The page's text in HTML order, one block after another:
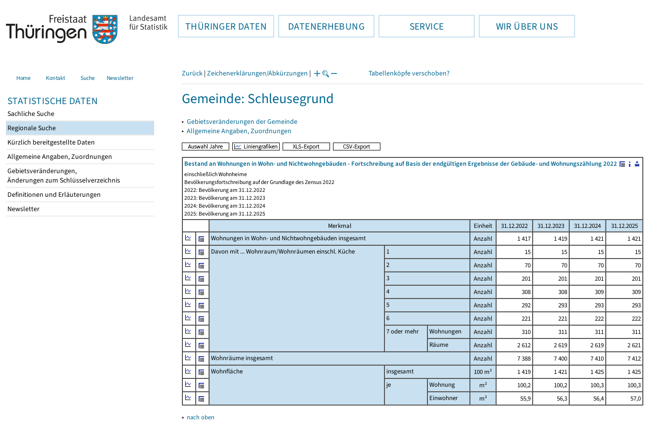
THÜRINGER DATEN DATENERHEBUNG SERVICE WIR ÜBER UNS
Home Kontakt Suche Newsletter
STATISTISCHE DATEN
Sachliche Suche
Regionale Suche
Kürzlich bereitgestellte Daten
Allgemeine Angaben, Zuordnungen
Gebietsveränderungen,
Änderungen zum Schlüsselverzeichnis
Definitionen und Erläuterungen
Newsletter
Zurück | Zeichenerklärungen/Abkürzungen | Tabellenköpfe verschoben?
Gemeinde: Schleusegrund
▸ Gebietsveränderungen der Gemeinde
▸ Allgemeine Angaben, Zuordnungen
Bestand an Wohnungen in Wohn- und Nichtwohngebäuden - Fortschreibung auf Basis der endgültigen Ergebnisse der Gebäude- und Wohnungszählung 2022
einschließlich Wohnheime
Bevölkerungsfortschreibung auf der Grundlage des Zensus 2022
2022: Bevölkerung am 31.12.2022
2023: Bevölkerung am 31.12.2023
2024: Bevölkerung am 31.12.2024
2025: Bevölkerung am 31.12.2025
Merkmal Einheit 31.12.2022 31.12.2023 31.12.2024
31.12.2025
Wohnungen in Wohn- und Nichtwohngebäuden insgesamt
Anzahl 1 417 1 419 1 421
1 421
Davon mit ... Wohnraum/Wohnräumen einschl. Küche
1 Anzahl 15 15 15
15
2
Anzahl 70 70 70
70
3
Anzahl 201 201 201
201
4
Anzahl 308 308 309
309
5
Anzahl 292 293 293
293
6
Anzahl 221 221 222
222
7 oder mehr
Wohnungen Anzahl 310 311 311
311
Räume
Anzahl 2 612 2 619 2 619
2 621
Wohnräume insgesamt
Anzahl 7 388 7 400 7 410
7 412
Wohnfläche
insgesamt 100 m² 1 419 1 421 1 425
1 425
je
Wohnung m² 100,2 100,2 100,3
100,3
Einwohner
m² 55,9 56,3 56,4 57,0
▴ nach oben